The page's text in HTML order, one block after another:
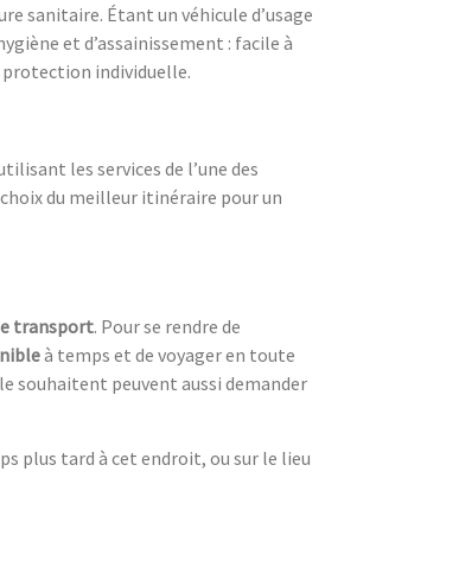
sanitaire. Étant un véhicule d’usage
et d’assainissement : facile à
protection individuelle.
les services de l’une des
du meilleur itinéraire pour un
transport. Pour se rendre de
à temps et de voyager en toute
souhaitent peuvent aussi demander
plus tard à cet endroit, ou sur le lieu